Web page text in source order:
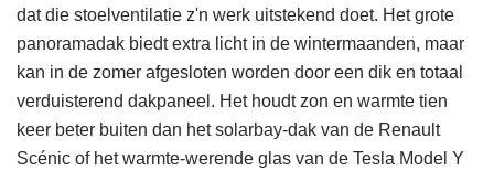
dat die stoelventilatie z'n werk uitstekend doet. Het grote
panoramadak biedt extra licht in de wintermaanden, maar
kan in de zomer afgesloten worden door een dik en totaal
verduisterend dakpaneel. Het houdt zon en warmte tien
keer beter buiten dan het solarbay-dak van de Renault
Scénic of het warmte-werende glas van de Tesla Model Y